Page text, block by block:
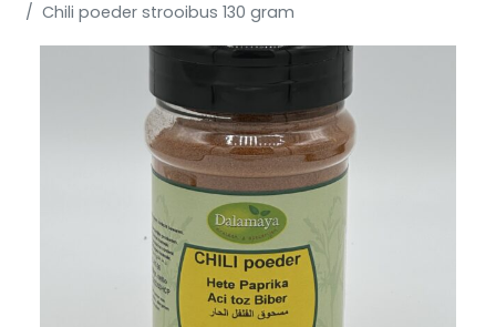
Chili poeder strooibus 130 gram